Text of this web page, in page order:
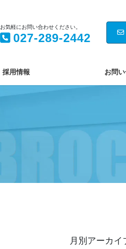
お気軽にお問い合わせください。
027-289-2442
採用情報 お問
月別アーカイ